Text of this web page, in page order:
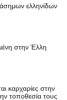
ελληνίδων
στην Έλλη
καρχαρίες στην
τοποθεσία τους